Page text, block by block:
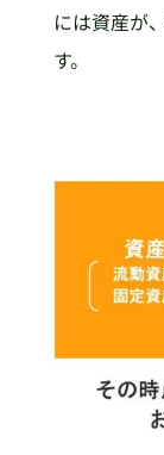
には資産が
す。